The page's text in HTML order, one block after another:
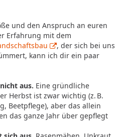
und den Anspruch an euren
Erfahrung mit dem
, der sich bei uns
kann ich dir ein paar
aus. Eine gründliche
Herbst ist zwar wichtig (z. B.
Beetpflege), aber das allein
das ganze Jahr über gepflegt